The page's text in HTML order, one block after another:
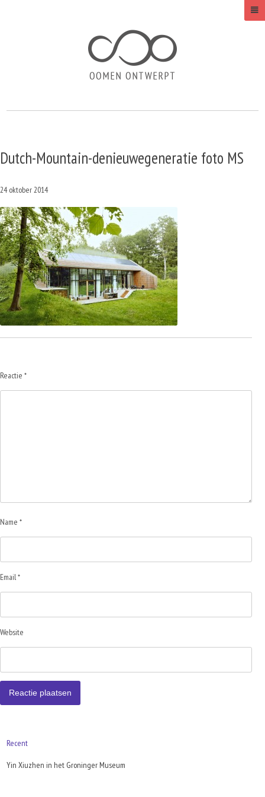
Dutch-Mountain-denieuwegeneratie foto MS
24 oktober 2014
Reactie *
Name *
Email *
Website
Recent
Yin Xiuzhen in het Groninger Museum